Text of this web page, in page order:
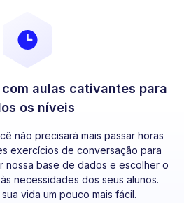
aulas cativantes para
os níveis
não precisará mais passar horas
exercícios de conversação para
nossa base de dados e escolher o
necessidades dos seus alunos.
vida um pouco mais fácil.